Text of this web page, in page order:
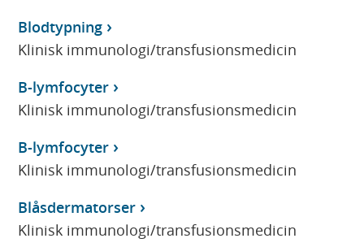
Blodtypning
Klinisk immunologi/transfusionsmedicin
B-lymfocyter
Klinisk immunologi/transfusionsmedicin
B-lymfocyter
Klinisk immunologi/transfusionsmedicin
Blåsdermatorser
Klinisk immunologi/transfusionsmedicin